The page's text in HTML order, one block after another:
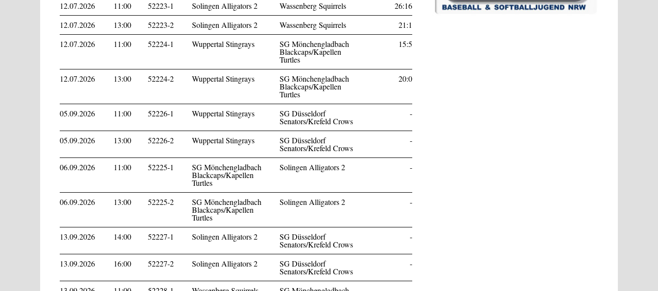
12.07.2026 11:00 52223-1 Solingen Alligators 2 Wassenberg Squirrels
26:16
12.07.2026
13:00 52223-2 Solingen Alligators 2 Wassenberg Squirrels
21:1
12.07.2026
11:00 52224-1 Wuppertal Stingrays SG Mönchengladbach
Blackcaps/Kapellen
Turtles
15:5
12.07.2026 13:00 52224-2 Wuppertal Stingrays SG Mönchengladbach
Blackcaps/Kapellen
Turtles
20:0
05.09.2026 11:00 52226-1 Wuppertal Stingrays SG Düsseldorf
Senators/Krefeld Crows
-
05.09.2026 13:00 52226-2 Wuppertal Stingrays SG Düsseldorf
Senators/Krefeld Crows
-
06.09.2026 11:00 52225-1 SG Mönchengladbach
Blackcaps/Kapellen
Turtles
Solingen Alligators 2 -
06.09.2026 13:00 52225-2 SG Mönchengladbach
Blackcaps/Kapellen
Turtles
Solingen Alligators 2 -
13.09.2026 14:00 52227-1 Solingen Alligators 2 SG Düsseldorf
Senators/Krefeld Crows
-
13.09.2026 16:00 52227-2 Solingen Alligators 2 SG Düsseldorf
Senators/Krefeld Crows
-